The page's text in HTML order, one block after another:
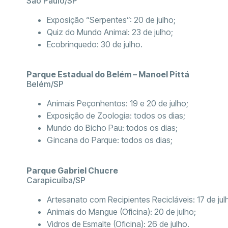
Exposição “Serpentes”: 20 de julho;
Quiz do Mundo Animal: 23 de julho;
Ecobrinquedo: 30 de julho.
Parque Estadual do Belém – Manoel Pittá
Belém/SP
Animais Peçonhentos: 19 e 20 de julho;
Exposição de Zoologia: todos os dias;
Mundo do Bicho Pau: todos os dias;
Gincana do Parque: todos os dias;
Parque Gabriel Chucre
Carapicuíba/SP
Artesanato com Recipientes Recicláveis: 17 de
Animais do Mangue (Oficina): 20 de julho;
Vidros de Esmalte (Oficina): 26 de julho.